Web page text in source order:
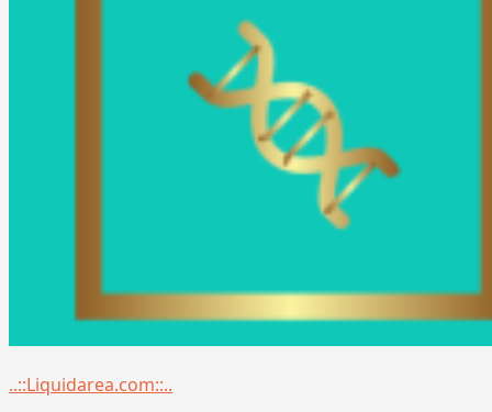
Menu
..::Liquidarea.com::..